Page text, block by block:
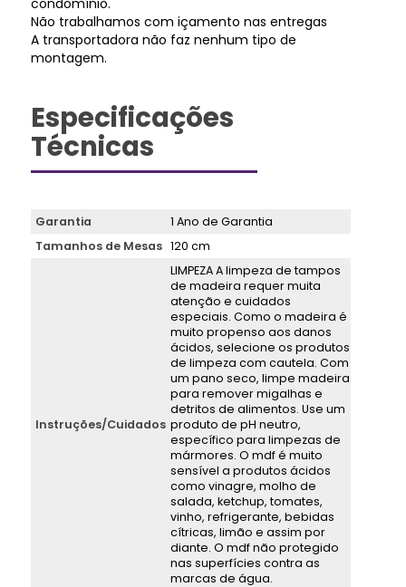
condomínio.
Não trabalhamos com içamento nas entregas
A transportadora não faz nenhum tipo de
montagem.
Especificações
Técnicas
Garantia
1 Ano de Garantia
Tamanhos de Mesas 120 cm
Instruções/Cuidados
LIMPEZA A limpeza de tampos
de madeira requer muita
atenção e cuidados
especiais. Como o madeira é
muito propenso aos danos
ácidos, selecione os produtos
de limpeza com cautela. Com
um pano seco, limpe madeira
para remover migalhas e
detritos de alimentos. Use um
produto de pH neutro,
específico para limpezas de
mármores. O mdf é muito
sensível a produtos ácidos
como vinagre, molho de
salada, ketchup, tomates,
vinho, refrigerante, bebidas
cítricas, limão e assim por
diante. O mdf não protegido
nas superfícies contra as
marcas de água.